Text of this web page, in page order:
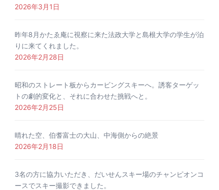
2026年3月1日
昨年8月かたゑ庵に視察に来た法政大学と島根大学の学生が泊
りに来てくれました。
2026年2月28日
昭和のストレート板からカービングスキーへ。誘客ターゲッ
トの劇的変化と、それに合わせた挑戦へと。
2026年2月25日
晴れた空、伯耆富士の大山、中海側からの絶景
2026年2月18日
3名の方に協力いただき、だいせんスキー場のチャンピオンコ
ースでスキー撮影できました。